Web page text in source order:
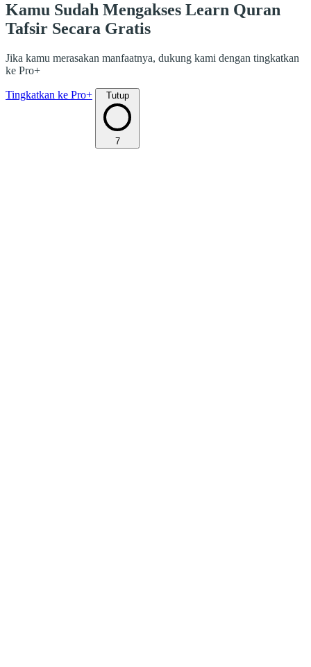
Kamu Sudah Mengakses Learn Quran
Tafsir Secara Gratis
Jika kamu merasakan manfaatnya, dukung kami dengan tingkatkan
ke Pro+
Tingkatkan ke Pro+ Tutup
7